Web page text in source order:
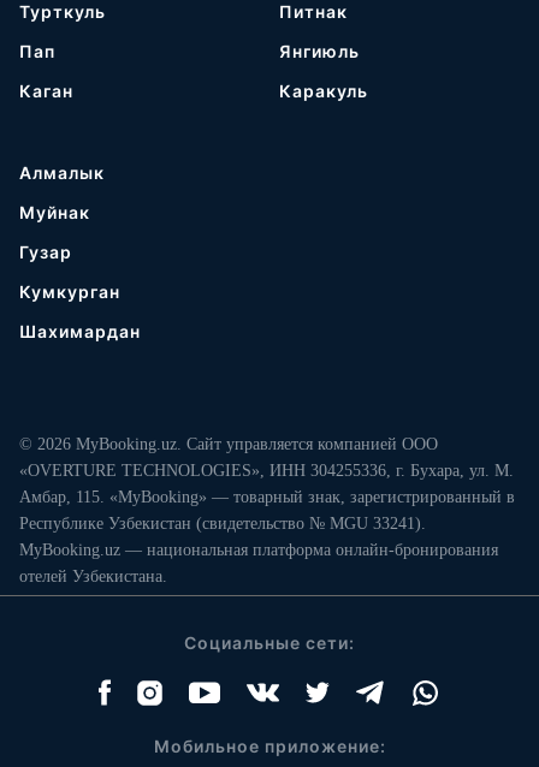
Турткуль
Пап
Каган
Питнак
Янгиюль
Каракуль
Алмалык
Муйнак
Гузар
Кумкурган
Шахимардан
© 2026 MyBooking.uz. Сайт управляется компанией ООО
«OVERTURE TECHNOLOGIES», ИНН 304255336, г. Бухара, ул. М.
Амбар, 115. «MyBooking» — товарный знак, зарегистрированный в
Республике Узбекистан (свидетельство № MGU 33241).
MyBooking.uz — национальная платформа онлайн-бронирования
отелей Узбекистана.
Социальные сети:
Мобильное приложение: